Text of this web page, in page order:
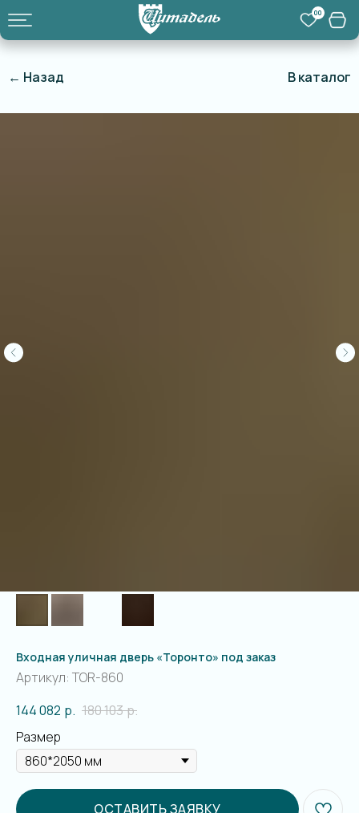
00
← Назад В каталог
Входная уличная дверь «Торонто» под заказ
Артикул: TOR-860
144 082 р. 180 103р.
Размер
ОСТАВИТЬ ЗАЯВКУ